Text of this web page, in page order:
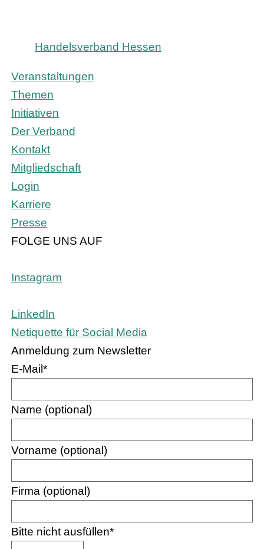
Handelsverband Hessen
Veranstaltungen
Themen
Initiativen
Der Verband
Kontakt
Mitgliedschaft
Login
Karriere
Presse
FOLGE UNS AUF
Instagram
LinkedIn
Netiquette für Social Media
Anmeldung zum Newsletter
E-Mail*
Name (optional)
Vorname (optional)
Firma (optional)
Bitte nicht ausfüllen*